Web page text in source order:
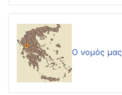
Ο νομός μας